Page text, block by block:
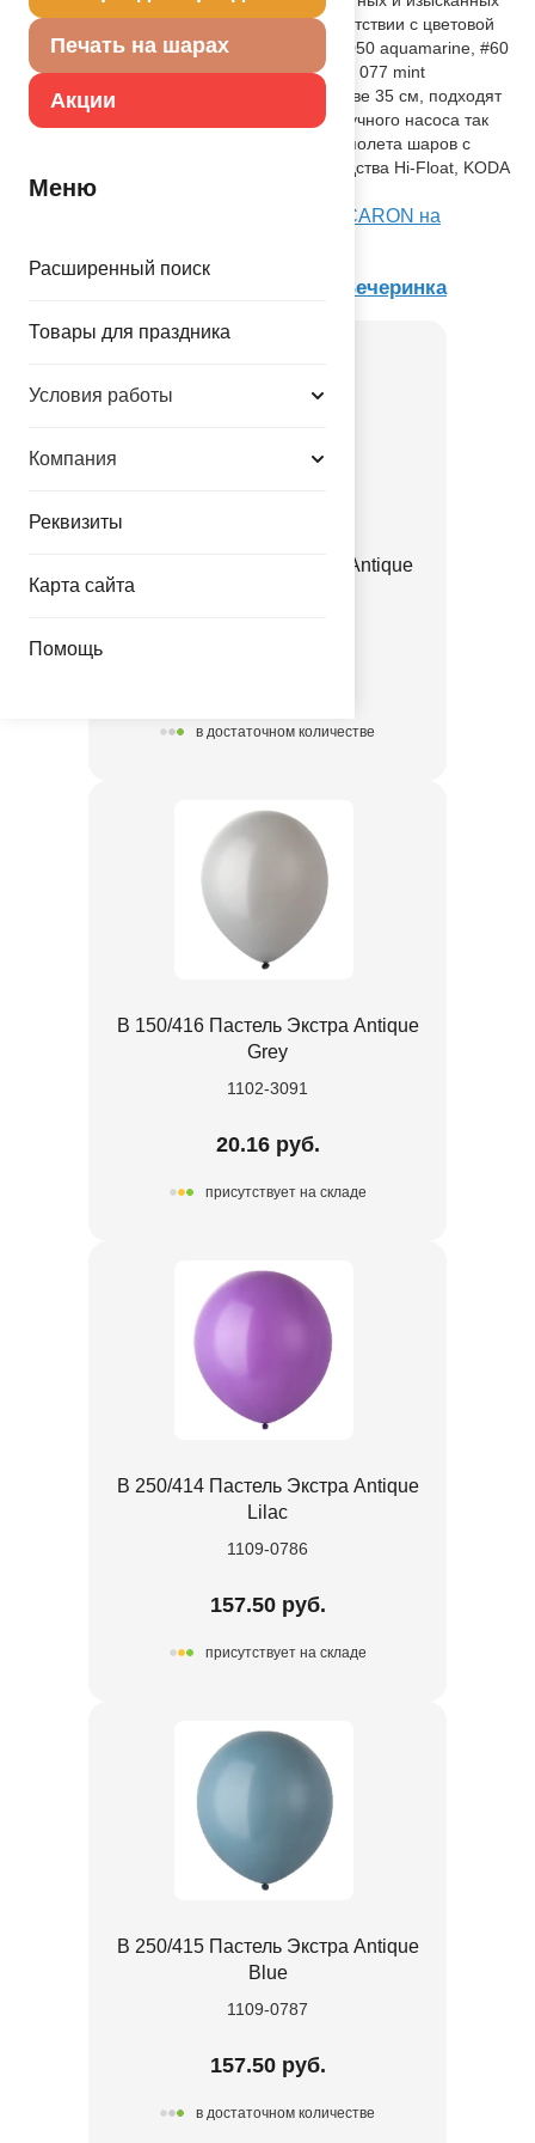
Печать на шарах
Акции
Меню
Расширенный поиск
Товары для праздника
Условия работы
Компания
Реквизиты
Карта сайта
Помощь
вечеринок! Ассорти из 7 цветов в соответствии с цветовой
картой производителя: #043 mustard, #050 aquamarine, #60
peach, #072 baby blue, #073 baby pink, # 077 mint
green,#079 lilac. Размер шариков в надуве 35 см, подходят
как для надува воздухом при помощи ручного насоса так
изаполениея гелием. Для длительного полета шаров с
гелием используйте для обработки средства Hi-Float, KODA
или FlyLuxe.
Посмотреть 14" Пастель ассорти MACARON на
Элегантная Вечеринка
В 85/414 Пастель Экстра Antique
в достаточном количестве
В 150/416 Пастель Экстра Antique
Grey
1102-3091
20.16 руб.
присутствует на складе
В 250/414 Пастель Экстра Antique
Lilac
1109-0786
157.50 руб.
присутствует на складе
В 250/415 Пастель Экстра Antique
Blue
1109-0787
157.50 руб.
в достаточном количестве